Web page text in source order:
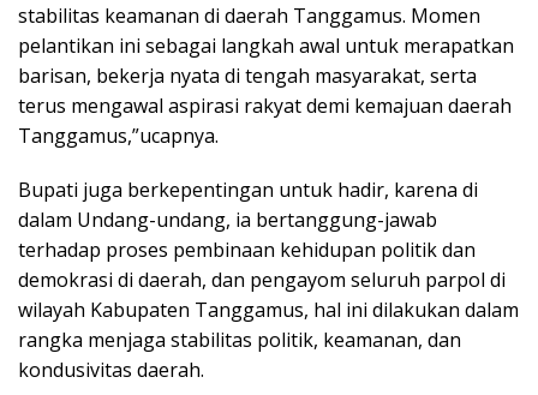
stabilitas keamanan di daerah Tanggamus. Momen
pelantikan ini sebagai langkah awal untuk merapatkan
barisan, bekerja nyata di tengah masyarakat, serta
terus mengawal aspirasi rakyat demi kemajuan daerah
Tanggamus,”ucapnya.
Bupati juga berkepentingan untuk hadir, karena di
dalam Undang-undang, ia bertanggung-jawab
terhadap proses pembinaan kehidupan politik dan
demokrasi di daerah, dan pengayom seluruh parpol di
wilayah Kabupaten Tanggamus, hal ini dilakukan dalam
rangka menjaga stabilitas politik, keamanan, dan
kondusivitas daerah.